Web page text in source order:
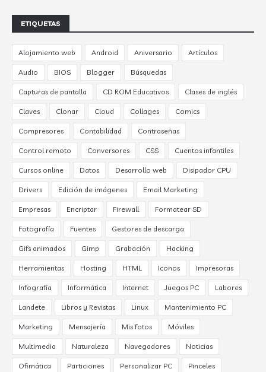
ETIQUETAS
Alojamiento web Android Aniversario Artículos
Audio BIOS Blogger Búsquedas
Capturas de pantalla CD ROM Educativos Clases de inglés
Claves Clonar Cloud Collages Comics
Compresores Contabilidad Contraseñas
Control remoto Conversores CSS Cuentos infantiles
Cursos online Datos Desarrollo web Disipador CPU
Drivers Edición de imágenes Email Marketing
Empresas Encriptar Firewall Formatear SD
Fotografía Fuentes Gestores de descarga
Gifs animados Gimp Grabación Hacking
Herramientas Hosting HTML Iconos Impresoras
Infografía Informática Internet Juegos PC Labores
Landete Libros y Revistas Linux Mantenimiento PC
Marketing Mensajería Mis fotos Móviles
Multimedia Naturaleza Navegadores Noticias
Ofimática Particiones Personalizar PC Pinceles